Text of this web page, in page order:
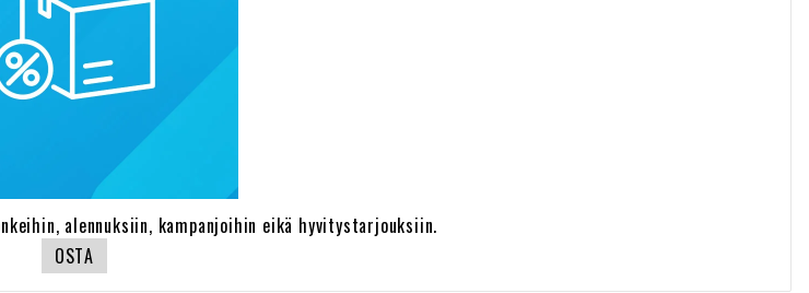
alennuksiin, kampanjoihin eikä hyvitystarjouksiin.
OSTA